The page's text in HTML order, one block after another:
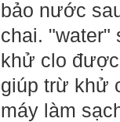
bảo nước
chai. "water"
khử clo
giúp trừ khử
máy làm